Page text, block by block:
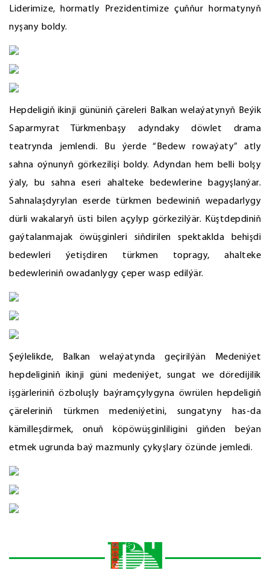
Liderimize, hormatly Prezidentimize çuňňur hormatynyň
nyşany boldy.
Hepdeligiň ikinji gününiň çäreleri Balkan welaýatynyň Beýik
Saparmyrat Türkmenbaşy adyndaky döwlet drama
teatrynda jemlendi. Bu ýerde “Bedew rowaýaty” atly
sahna oýnunyň görkezilişi boldy. Adyndan hem belli bolşy
ýaly, bu sahna eseri ahalteke bedewlerine bagyşlanýar.
Sahnalaşdyrylan eserde türkmen bedewiniň wepadarlygy
dürli wakalaryň üsti bilen açylyp görkezilýär. Küştdepdiniň
gaýtalanmajak öwüşginleri siňdirilen spektaklda behişdi
bedewleri ýetişdiren türkmen topragy, ahalteke
bedewleriniň owadanlygy çeper wasp edilýär.
Şeýlelikde, Balkan welaýatynda geçirilýän Medeniýet
hepdeliginiň ikinji güni medeniýet, sungat we döredijilik
işgärleriniň özboluşly baýramçylygyna öwrülen hepdeligiň
çäreleriniň türkmen medeniýetini, sungatyny has-da
kämilleşdirmek, onuň köpöwüşginliligini giňden beýan
etmek ugrunda baý mazmunly çykyşlary özünde jemledi.